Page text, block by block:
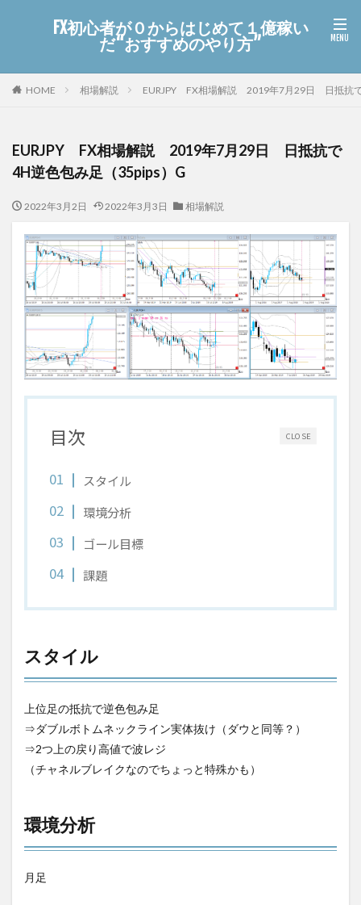
FX初心者が０からはじめて１億稼い
だ“おすすめのやり方”
HOME 相場解説 EURJPY FX相場解説 2019年7月29日 日抵抗
EURJPY FX相場解説 2019年7月29日 日抵抗で
4H逆色包み足（35pips）G
2022年3月2日 2022年3月3日 相場解説
CLOSE
目次
スタイル
環境分析
ゴール目標
課題
スタイル
上位足の抵抗で逆色包み足
⇒ダブルボトムネックライン実体抜け（ダウと同等？）
⇒2つ上の戻り高値で波レジ
（チャネルブレイクなのでちょっと特殊かも）
環境分析
月足